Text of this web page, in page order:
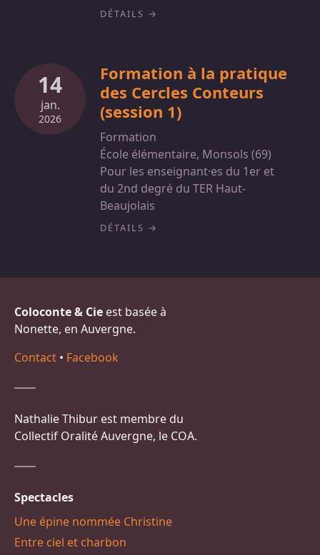
DÉTAILS
14
jan.
2026
Formation à la pratique
des Cercles Conteurs
(session 1)
Formation
École élémentaire, Monsols (69)
Pour les enseignant·es du 1er et
du 2nd degré du TER Haut-
Beaujolais
DÉTAILS
Coloconte & Cie est basée à
Nonette, en Auvergne.
Contact • Facebook
Nathalie Thibur est membre du
Collectif Oralité Auvergne, le COA.
Spectacles
Une épine nommée Christine
Entre ciel et charbon